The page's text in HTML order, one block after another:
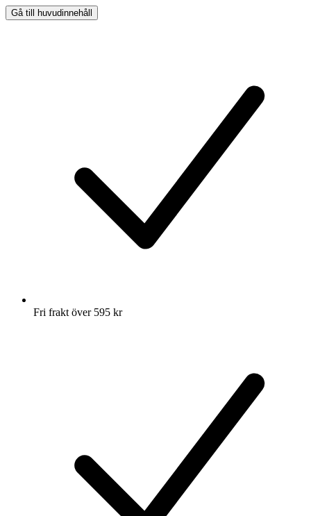
Gå till huvudinnehåll
Fri frakt över 595 kr